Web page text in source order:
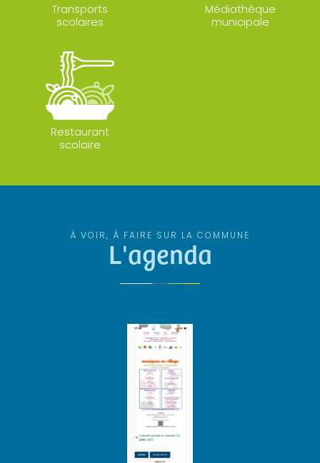
Transports
scolaires
Médiathèque
municipale
Restaurant
scolaire
À VOIR, À FAIRE SUR LA COMMUNE
L'agenda